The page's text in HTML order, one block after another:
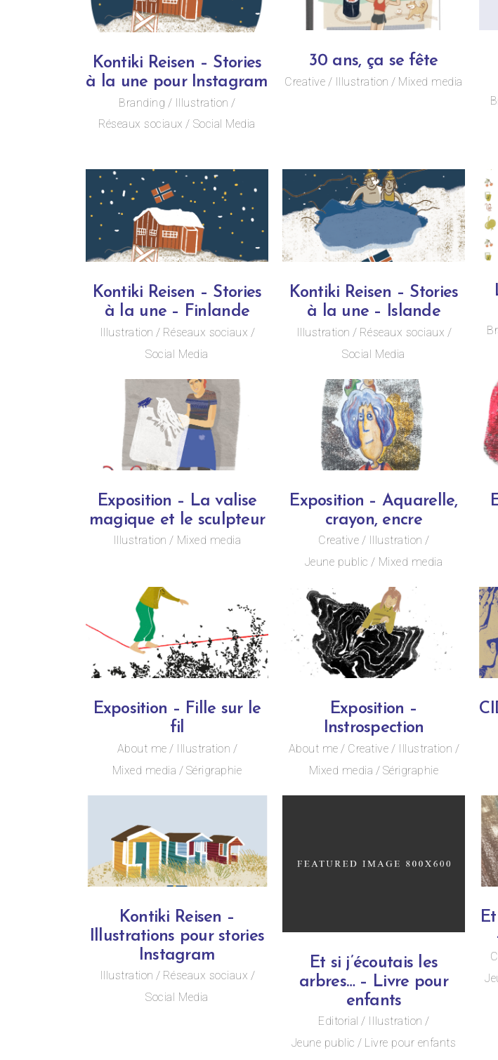
Kontiki Reisen – Stories
à la une pour Instagram
Branding
Illustration
Réseaux sociaux
Social Media
30 ans, ça se fête
Creative Illustration Mixed media
Kontiki Reisen – Stories
à la une – Finlande
Illustration
Réseaux sociaux
Social Media
Kontiki Reisen – Stories
à la une – Islande
Illustration
Réseaux sociaux
Social Media
Exposition – La valise
magique et le sculpteur
Illustration Mixed media
Exposition – Aquarelle,
crayon, encre
Creative
Illustration
Jeune public
Mixed media
Exposition – Fille sur le
fil
About me
Illustration
Mixed media
Sérigraphie
Exposition –
Instrospection
About me Creative
Illustration
Mixed media
Sérigraphie
Kontiki Reisen –
Illustrations pour stories
Instagram
Illustration
Réseaux sociaux
Social Media
Et si j’écoutais les
arbres… – Livre pour
enfants
Editorial
Illustration
Jeune public
Livre pour enfants